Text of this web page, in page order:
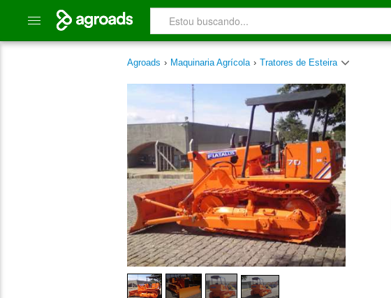
Agroads › Maquinaria Agrícola › Tratores de Esteira